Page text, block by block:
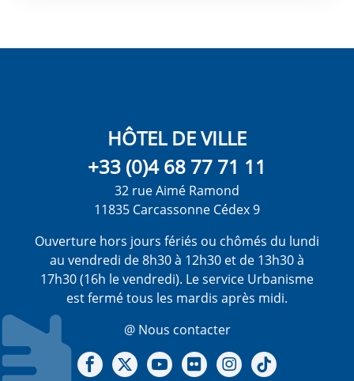
HÔTEL DE VILLE
+33 (0)4 68 77 71 11
32 rue Aimé Ramond
11835 Carcassonne Cédex 9
Ouverture hors jours fériés ou chômés du lundi
au vendredi de 8h30 à 12h30 et de 13h30 à
17h30 (16h le vendredi). Le service Urbanisme
est fermé tous les mardis après midi.
@ Nous contacter
Notre Facebook
Notre X - (twitter)
Notre chaine Youtube
Notre Gallerie sur Flickr
Notre Instagram